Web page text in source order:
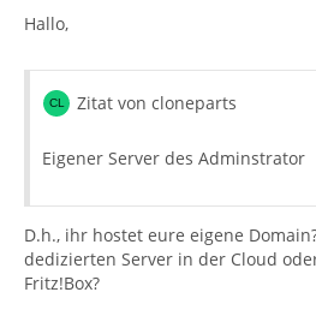
Hallo,
Zitat von cloneparts
Eigener Server des Adminstrator
D.h., ihr hostet eure eigene
dedizierten Server in der Cloud
Fritz!Box?